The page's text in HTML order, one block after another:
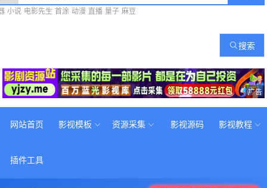
小说 电影先生 首涂 动漫 直播 量子 麻豆
搜索
广告
网站首页 影视模板 资源采集 影视源码 影视教程
插件工具